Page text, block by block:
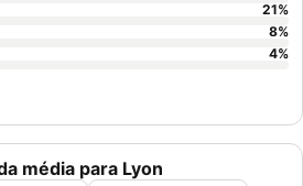
média para Lyon
21%
8%
4%